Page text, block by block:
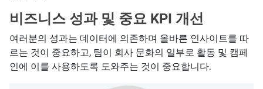
비즈니스 성과 및 중요 KPI 개선
여러분의 성과는 데이터에 의존하며 올바른 인사이트를 따
르는 것이 중요하고, 팀이 회사 문화의 일부로 활동 및 캠페
인에 이를 사용하도록 도와주는 것이 중요합니다.